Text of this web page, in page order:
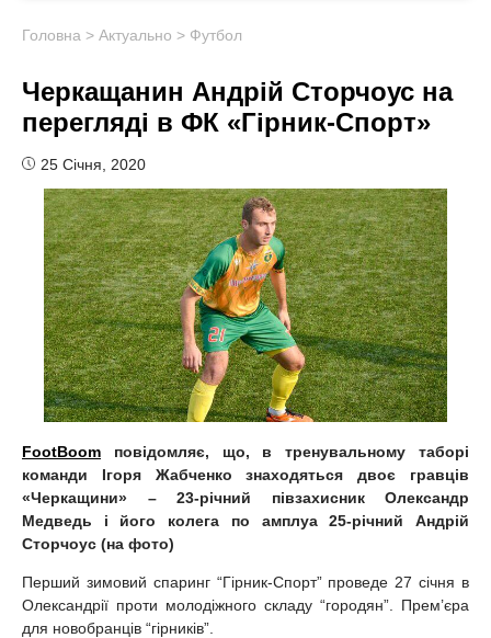
Головна > Актуально > Футбол
Черкащанин Андрій Сторчоус на
перегляді в ФК «Гірник-Спорт»
25 Січня, 2020
FootBoom повідомляє, що, в тренувальному таборі
команди Ігоря Жабченко знаходяться двоє гравців
«Черкащини» – 23-річний півзахисник Олександр
Медведь і його колега по амплуа 25-річний Андрій
Сторчоус (на фото)
Перший зимовий спаринг “Гірник-Спорт” проведе 27 січня в
Олександрії проти молодіжного складу “городян”. Прем’єра
для новобранців “гірників”.